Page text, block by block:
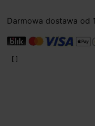
Darmowa dostawa od